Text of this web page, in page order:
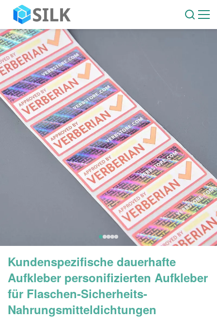
Kundenspezifische dauerhafte
Aufkleber personifizierten Aufkleber
für Flaschen-Sicherheits-
Nahrungsmitteldichtungen